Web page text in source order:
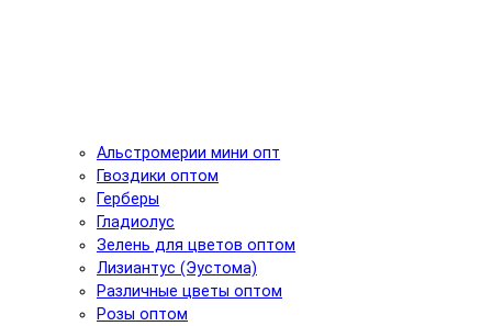
Альстромерии мини опт
Гвоздики оптом
Герберы
Гладиолус
Зелень для цветов оптом
Лизиантус (Эустома)
Различные цветы оптом
Розы оптом